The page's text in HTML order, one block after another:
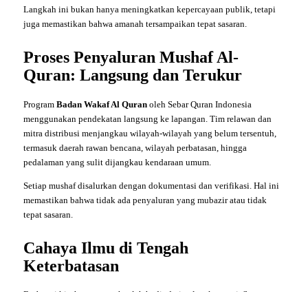
Langkah ini bukan hanya meningkatkan kepercayaan publik, tetapi
juga memastikan bahwa amanah tersampaikan tepat sasaran.
Proses Penyaluran Mushaf Al-
Quran: Langsung dan Terukur
Program Badan Wakaf Al Quranoleh Sebar Quran Indonesia
menggunakan pendekatan langsung ke lapangan. Tim relawan dan
mitra distribusi menjangkau wilayah-wilayah yang belum tersentuh,
termasuk daerah rawan bencana, wilayah perbatasan, hingga
pedalaman yang sulit dijangkau kendaraan umum.
Setiap mushaf disalurkan dengan dokumentasi dan verifikasi. Hal ini
memastikan bahwa tidak ada penyaluran yang mubazir atau tidak
tepat sasaran.
Cahaya Ilmu di Tengah
Keterbatasan